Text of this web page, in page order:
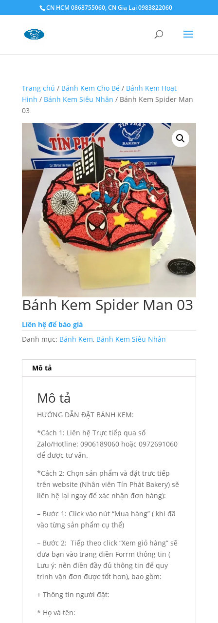
CN HCM 0868755060, CN Gia Lai 0983822060
Trang chủ / Bánh Kem Cho Bé / Bánh Kem Hoạt
Hình / Bánh Kem Siêu Nhân / Bánh Kem Spider Man
03
Bánh Kem Spider Man 03
Liên hệ để báo giá
Danh mục: Bánh Kem, Bánh Kem Siêu Nhân
Mô tả
Mô tả
HƯỚNG DẪN ĐẶT BÁNH KEM:
*Cách 1: Liên hệ Trực tiếp qua số
Zalo/Hotline: 0906189060 hoặc 0972691060
để được tư vấn.
*Cách 2: Chọn sản phẩm và đặt trưc tiếp
trên website (Nhân viên Tín Phát Bakery) sẽ
liên hệ lại ngay để xác nhận đơn hàng):
– Bước 1: Click vào nút “Mua hàng” ( khi đã
vào từng sản phẩm cụ thể)
– Bước 2: Tiếp theo click “Xem giỏ hàng” sẽ
đưa bạn vào trang điền Forrm thông tin (
Lưu ý: nên điền đầy đủ thông tin để quy
trình vận đơn được tốt hơn), bao gồm:
+ Thông tin người đặt:
* Họ và tên: